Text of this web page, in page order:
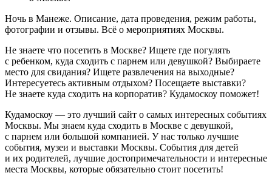
Ночь в Манеже. Описание, дата проведения, режим работы,
фотографии и отзывы. Всё о мероприятиях Москвы.
Не знаете что посетить в Москве? Ищете где погулять
с ребенком, куда сходить с парнем или девушкой? Выбираете
место для свидания? Ищете развлечения на выходные?
Интересуетесь активным отдыхом? Посещаете выставки?
Не знаете куда сходить на корпоратив? Кудамоскоу поможет!
Кудамоскоу — это лучший сайт о самых интересных событиях
Москвы. Мы знаем куда сходить в Москве с девушкой,
с парнем или большой компанией. У нас только лучшие
события, музеи и выставки Москвы. События для детей
и их родителей, лучшие достопримечательности и интересные
места Москвы, которые обязательно стоит посетить!